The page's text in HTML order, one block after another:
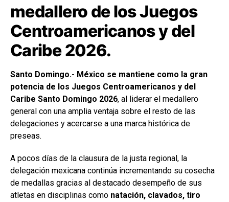
medallero de los Juegos
Centroamericanos y del
Caribe 2026.
Santo Domingo.- México se mantiene como la gran
potencia de los Juegos Centroamericanos y del
Caribe Santo Domingo 2026, al liderar el medallero
general con una amplia ventaja sobre el resto de las
delegaciones y acercarse a una marca histórica de
preseas.
A pocos días de la clausura de la justa regional, la
delegación mexicana continúa incrementando su cosecha
de medallas gracias al destacado desempeño de sus
atletas en disciplinas como natación, clavados, tiro